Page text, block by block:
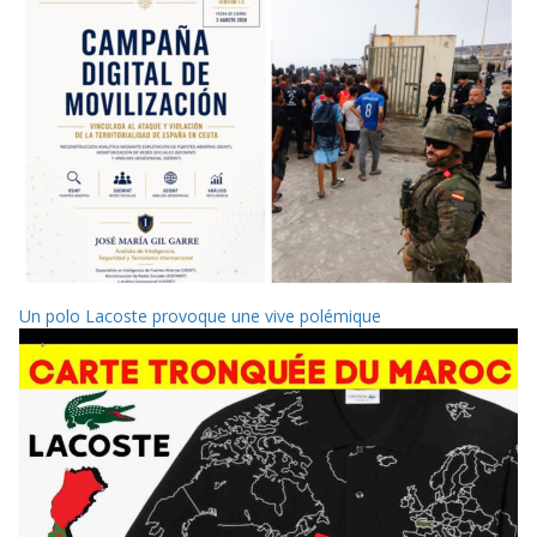
Un polo Lacoste provoque une vive polémique